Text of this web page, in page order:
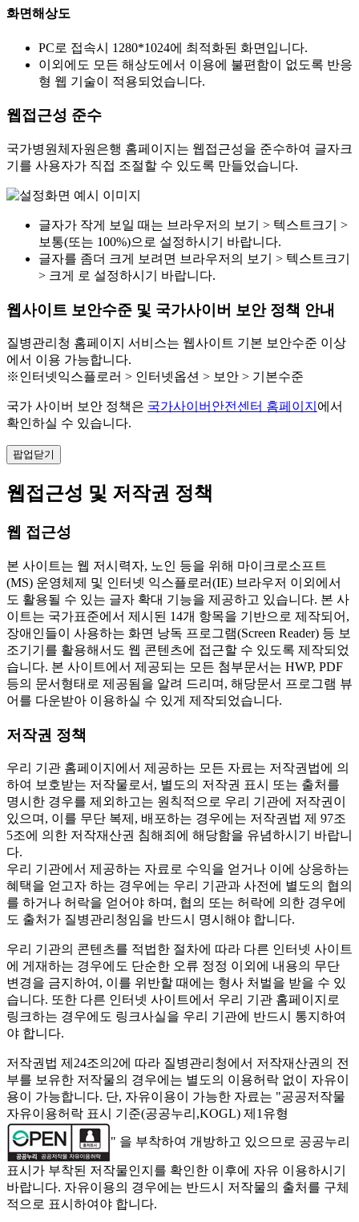
화면해상도
PC로 접속시 1280*1024에 최적화된 화면입니다.
이외에도 모든 해상도에서 이용에 불편함이 없도록 반응
형 웹 기술이 적용되었습니다.
웹접근성 준수
국가병원체자원은행 홈페이지는 웹접근성을 준수하여 글자크
기를 사용자가 직접 조절할 수 있도록 만들었습니다.
글자가 작게 보일 때는 브라우저의 보기 > 텍스트크기 >
보통(또는 100%)으로 설정하시기 바랍니다.
글자를 좀더 크게 보려면 브라우저의 보기 > 텍스트크기
> 크게 로 설정하시기 바랍니다.
웹사이트 보안수준 및 국가사이버 보안 정책 안내
질병관리청 홈페이지 서비스는 웹사이트 기본 보안수준 이상
에서 이용 가능합니다.
※인터넷익스플로러 > 인터넷옵션 > 보안 > 기본수준
국가 사이버 보안 정책은 국가사이버안전센터 홈페이지 에서
확인하실 수 있습니다.
팝업닫기
웹접근성 및 저작권 정책
웹 접근성
본 사이트는 웹 저시력자, 노인 등을 위해 마이크로소프트
(MS) 운영체제 및 인터넷 익스플로러(IE) 브라우저 이외에서
도 활용될 수 있는 글자 확대 기능을 제공하고 있습니다. 본 사
이트는 국가표준에서 제시된 14개 항목을 기반으로 제작되어,
장애인들이 사용하는 화면 낭독 프로그램(Screen Reader) 등 보
조기기를 활용해서도 웹 콘텐츠에 접근할 수 있도록 제작되었
습니다. 본 사이트에서 제공되는 모든 첨부문서는 HWP, PDF
등의 문서형태로 제공됨을 알려 드리며, 해당문서 프로그램 뷰
어를 다운받아 이용하실 수 있게 제작되었습니다.
저작권 정책
우리 기관 홈페이지에서 제공하는 모든 자료는 저작권법에 의
하여 보호받는 저작물로서, 별도의 저작권 표시 또는 출처를
명시한 경우를 제외하고는 원칙적으로 우리 기관에 저작권이
있으며, 이를 무단 복제, 배포하는 경우에는 저작권법 제 97조
5조에 의한 저작재산권 침해죄에 해당함을 유념하시기 바랍니
다.
우리 기관에서 제공하는 자료로 수익을 얻거나 이에 상응하는
혜택을 얻고자 하는 경우에는 우리 기관과 사전에 별도의 협의
를 하거나 허락을 얻어야 하며, 협의 또는 허락에 의한 경우에
도 출처가 질병관리청임을 반드시 명시해야 합니다.
우리 기관의 콘텐츠를 적법한 절차에 따라 다른 인터넷 사이트
에 게재하는 경우에도 단순한 오류 정정 이외에 내용의 무단
변경을 금지하여, 이를 위반할 때에는 형사 처벌을 받을 수 있
습니다. 또한 다른 인터넷 사이트에서 우리 기관 홈페이지로
링크하는 경우에도 링크사실을 우리 기관에 반드시 통지하여
야 합니다.
저작권법 제24조의2에 따라 질병관리청에서 저작재산권의 전
부를 보유한 저작물의 경우에는 별도의 이용허락 없이 자유이
용이 가능합니다. 단, 자유이용이 가능한 자료는 "공공저작물
자유이용허락 표시 기준(공공누리,KOGL) 제1유형
" 을 부착하여 개방하고 있으므로 공공누리
표시가 부착된 저작물인지를 확인한 이후에 자유 이용하시기
바랍니다. 자유이용의 경우에는 반드시 저작물의 출처를 구체
적으로 표시하여야 합니다.